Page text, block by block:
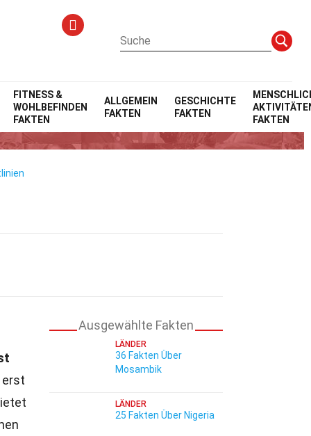
FITNESS &
WOHLBEFINDEN
FAKTEN
ALLGEMEIN
FAKTEN
GESCHICHTE
FAKTEN
FAKTEN
erst
Ausgewählte Fakten
LÄNDER
36 Fakten Über
Mosambik
LÄNDER
25 Fakten Über Nigeria